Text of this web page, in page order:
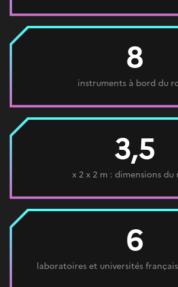
8
instruments à bord du
3,5
x 2 x 2 m : dimensions du
6
laboratoires et universités